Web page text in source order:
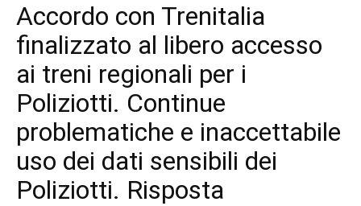
Accordo con Trenitalia
finalizzato al libero accesso
ai treni regionali per i
Poliziotti. Continue
problematiche e inaccettabile
uso dei dati sensibili dei
Poliziotti. Risposta